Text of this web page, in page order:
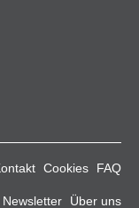
Cookies FAQ
Newsletter Über uns